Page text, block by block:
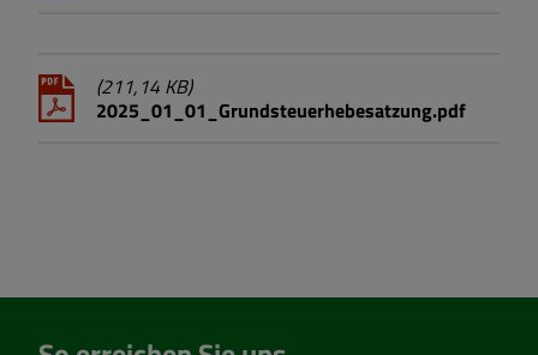
(211,14 KB)
2025_01_01_Grundsteuerhebesatzung.pdf